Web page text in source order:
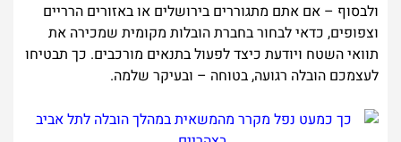
ולבסוף – אם אתם מתגוררים בירושלים או באזורים הרריים
וצפופים, כדאי לבחור בחברת הובלות מקומית שמכירה את
תוואי השטח ויודעת כיצד לפעול בתנאים מורכבים. כך תבטיחו
לעצמכם הובלה רגועה, בטוחה – ובעיקר שלמה.